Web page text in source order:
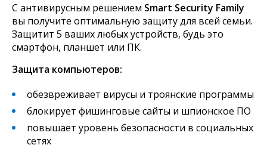
С антивирусным решением Smart Security Family
вы получите оптимальную защиту для всей семьи.
Защитит 5 ваших любых устройств, будь это
смартфон, планшет или ПК.
Защита компьютеров:
обезвреживает вирусы и троянские программы
блокирует фишинговые сайты и шпионское ПО
повышает уровень безопасности в социальных
сетях